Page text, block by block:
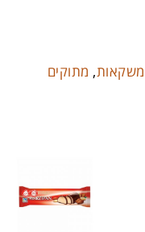
משקאות, מתוקים